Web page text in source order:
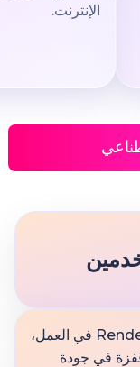
الإنترنت.
أدخل عامي الثاني في استخدام Renderforest في العمل،
في جودة